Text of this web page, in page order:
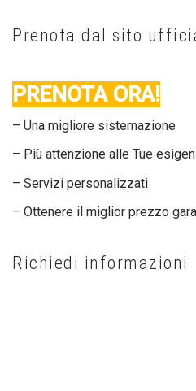
Prenota dal sito
PRENOTA ORA!
– Una migliore sistemazione
– Più attenzione alle Tue
– Servizi personalizzati
– Ottenere il miglior prezzo
Richiedi informazioni